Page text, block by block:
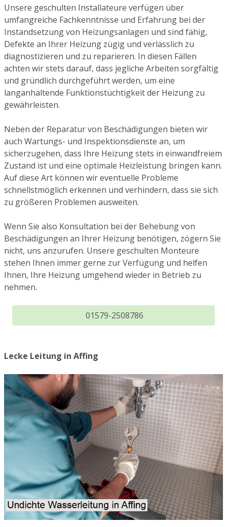
Unsere geschulten Installateure verfügen über
umfangreiche Fachkenntnisse und Erfahrung bei der
Instandsetzung von Heizungsanlagen und sind fähig,
Defekte an Ihrer Heizung zügig und verlässlich zu
diagnostizieren und zu reparieren. In diesen Fällen
achten wir stets darauf, dass jegliche Arbeiten sorgfältig
und gründlich durchgeführt werden, um eine
langanhaltende Funktionstüchtigkeit der Heizung zu
gewährleisten.
Neben der Reparatur von Beschädigungen bieten wir
auch Wartungs- und Inspektionsdienste an, um
sicherzugehen, dass Ihre Heizung stets in einwandfreiem
Zustand ist und eine optimale Heizleistung bringen kann.
Auf diese Art können wir eventuelle Probleme
schnellstmöglich erkennen und verhindern, dass sie sich
zu größeren Problemen ausweiten.
Wenn Sie also Konsultation bei der Behebung von
Beschädigungen an Ihrer Heizung benötigen, zögern Sie
nicht, uns anzurufen. Unsere geschulten Monteure
stehen Ihnen immer gerne zur Verfügung und helfen
Ihnen, Ihre Heizung umgehend wieder in Betrieb zu
nehmen.
01579-2508786
Lecke Leitung in Affing